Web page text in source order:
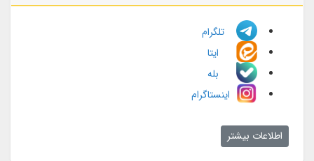
تلگرام
ایتا
بله
اینستاگرام
اطلاعات بیشتر